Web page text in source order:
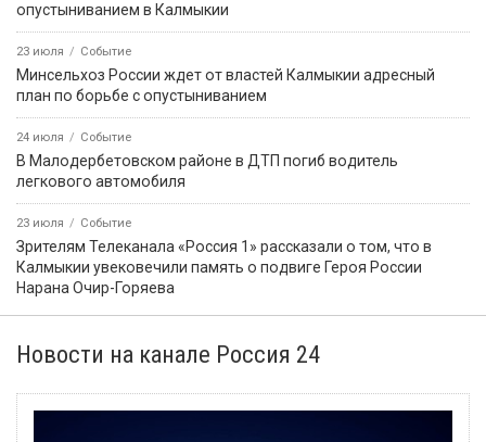
опустыниванием в Калмыкии
23 июля Событие
Минсельхоз России ждет от властей Калмыкии адресный
план по борьбе с опустыниванием
24 июля Событие
В Малодербетовском районе в ДТП погиб водитель
легкового автомобиля
23 июля Событие
Зрителям Телеканала «Россия 1» рассказали о том, что в
Калмыкии увековечили память о подвиге Героя России
Нарана Очир-Горяева
Новости на канале Россия 24